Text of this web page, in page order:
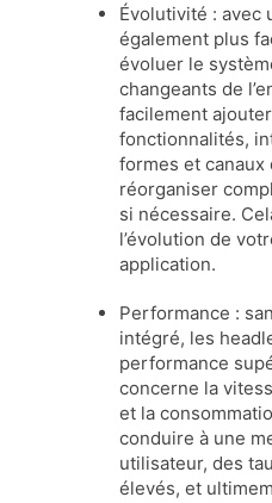
Évolutivité : avec
également plus
évoluer le
changeants de
facilement
fonctionnalités,
formes et
réorganiser
si nécessaire.
l’évolution de
application.
Performance :
intégré, les
performance
concerne la
et la
conduire à une
utilisateur, des
élevés, et